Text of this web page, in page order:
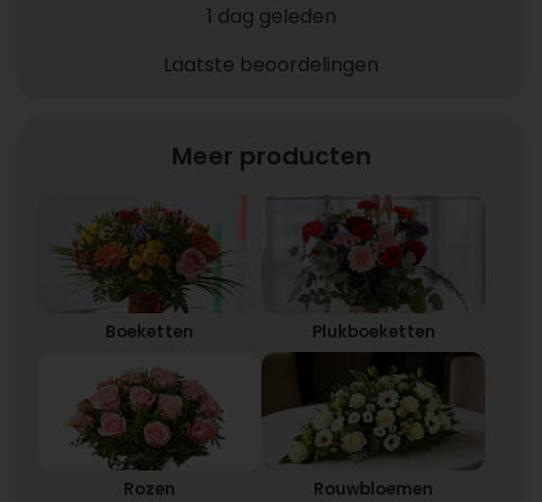
1 dag geleden
Laatste beoordelingen
Meer producten
Boeketten Plukboeketten
Rozen Rouwbloemen